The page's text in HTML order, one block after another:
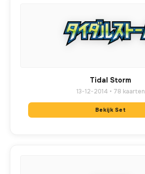
Tidal Storm
13-12-2014 • 78 kaarten
Bekijk Set